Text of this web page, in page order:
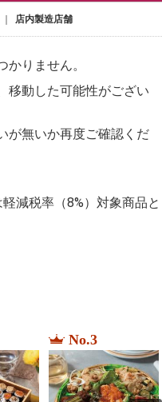
石井
sms th%E1%BA%BB t%C3%ADn
ローストビーフ
sonda pr%C3%A9 catalizador
店内製造店舗
かりません。
移動した可能性がござい
が無いか再度ご確認くだ
減税率（8%）対象商品と
No.3